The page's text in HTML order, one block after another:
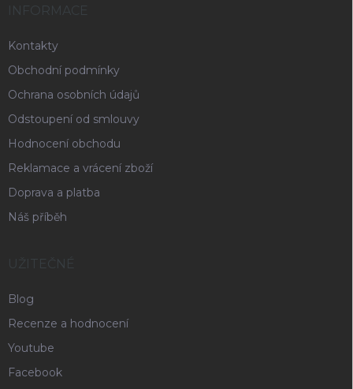
INFORMACE
Kontakty
Obchodní podmínky
Ochrana osobních údajů
Odstoupení od smlouvy
Hodnocení obchodu
Reklamace a vrácení zboží
Doprava a platba
Náš příběh
UŽITEČNÉ
Blog
Recenze a hodnocení
Youtube
Facebook